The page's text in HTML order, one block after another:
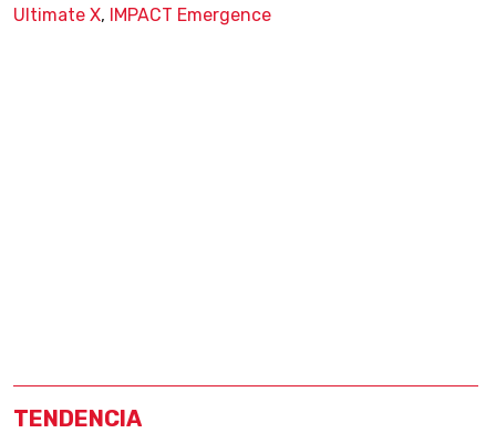
Ultimate X, IMPACT Emergence
TENDENCIA